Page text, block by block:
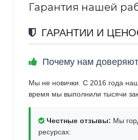
Гарантия нашей
ГАРАНТИИ И
Почему нам
Мы не новички. С 2016 года
время мы выполнили тысячи
Честные отзывы: Мы
ресурсах: